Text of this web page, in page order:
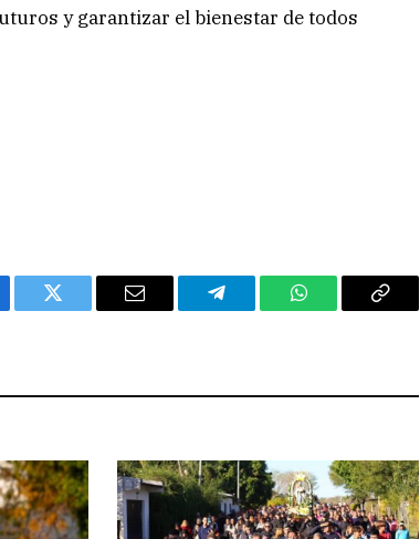
y garantizar el bienestar de todos
Twitter Email Telegram WhatsAppCopy